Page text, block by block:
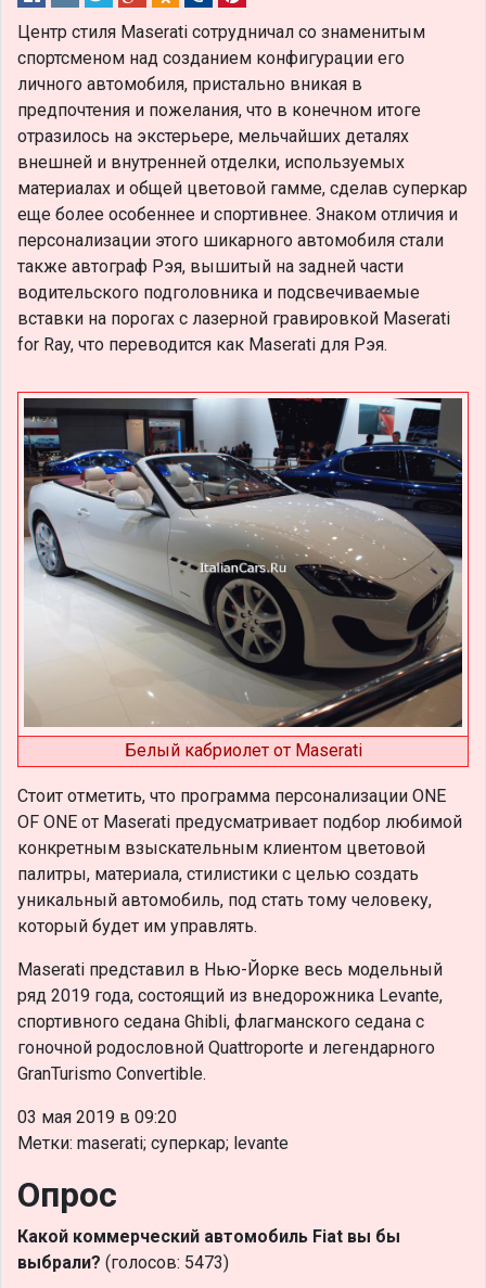
Центр стиля Maserati сотрудничал со знаменитым
спортсменом над созданием конфигурации его
личного автомобиля, пристально вникая в
предпочтения и пожелания, что в конечном итоге
отразилось на экстерьере, мельчайших деталях
внешней и внутренней отделки, используемых
материалах и общей цветовой гамме, сделав суперкар
еще более особеннее и спортивнее. Знаком отличия и
персонализации этого шикарного автомобиля стали
также автограф Рэя, вышитый на задней части
водительского подголовника и подсвечиваемые
вставки на порогах с лазерной гравировкой Maserati
for Ray, что переводится как Maserati для Рэя.
Белый кабриолет от Maserati
Стоит отметить, что программа персонализации ONE
OF ONE от Maserati предусматривает подбор любимой
конкретным взыскательным клиентом цветовой
палитры, материала, стилистики с целью создать
уникальный автомобиль, под стать тому человеку,
который будет им управлять.
Maserati представил в Нью-Йорке весь модельный
ряд 2019 года, состоящий из внедорожника Levante,
спортивного седана Ghibli, флагманского седана с
гоночной родословной Quattroporte и легендарного
GranTurismo Convertible.
03 мая 2019 в 09:20
Метки: maserati; суперкар; levante
Опрос
Какой коммерческий автомобиль Fiat вы бы
выбрали? (голосов: 5473)